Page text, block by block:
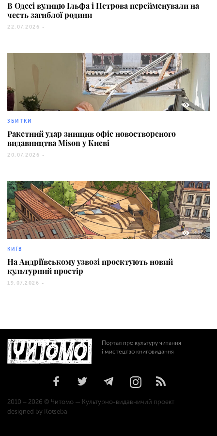
В Одесі вулицю Ільфа і Петрова перейменували на
честь загиблої родини
22.07.2026 -
358
ЗБИТКИ
Ракетний удар знищив офіс новоствореного
видавництва Mison у Києві
20.07.2026 -
805
КИЇВ
На Андріївському узвозі проектують новий
культурний простір
19.07.2026 -
Портал про культуру читання
і мистецтво книговидання
2010 – 2026 © Читомо — Культурно-видавничий проект
designed by Kotseba